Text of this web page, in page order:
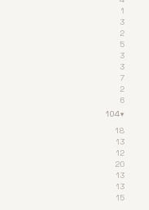
1
3
2
5
3
3
7
2
6
104▾
18
13
12
20
13
13
15